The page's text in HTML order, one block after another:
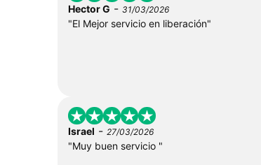
Hector G - 31/03/2026
"El Mejor servicio en liberación"
Israel - 27/03/2026
"Muy buen servicio "